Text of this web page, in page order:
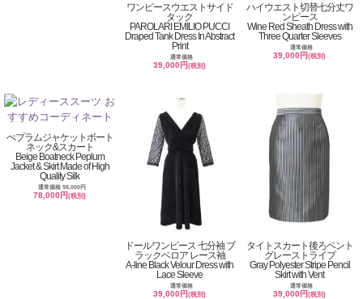
ワンピースウエストサイド
タック
PAROLARI EMILIO PUCCI
Draped Tank Dress In Abstract
Print
通常価格
39,000円(税別)
ハイウエスト切替七分丈ワ
ンピース
Wine Red Sheath Dress with
Three Quarter Sleeves
通常価格
39,000円(税別)
ぺプラムジャケットボート
ネック&スカート
Beige Boatneck Peplum
Jacket & Skirt Made of High
Quality Silk
通常価格 98,000円
78,000円(税別)
ドールワンピース 七分袖 ブ
ラックベロア レース袖
A-line Black Velour Dress with
Lace Sleeve
通常価格
39,000円(税別)
タイトスカート後ろベント
グレーストライプ
Gray Polyester Stripe Pencil
Skirt with Vent
通常価格
39,000円(税別)